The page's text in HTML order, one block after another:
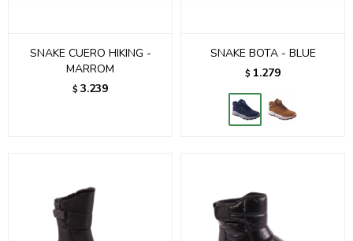
SNAKE CUERO HIKING -
MARROM
$ 3.239
SNAKE BOTA - BLUE
$ 1.279